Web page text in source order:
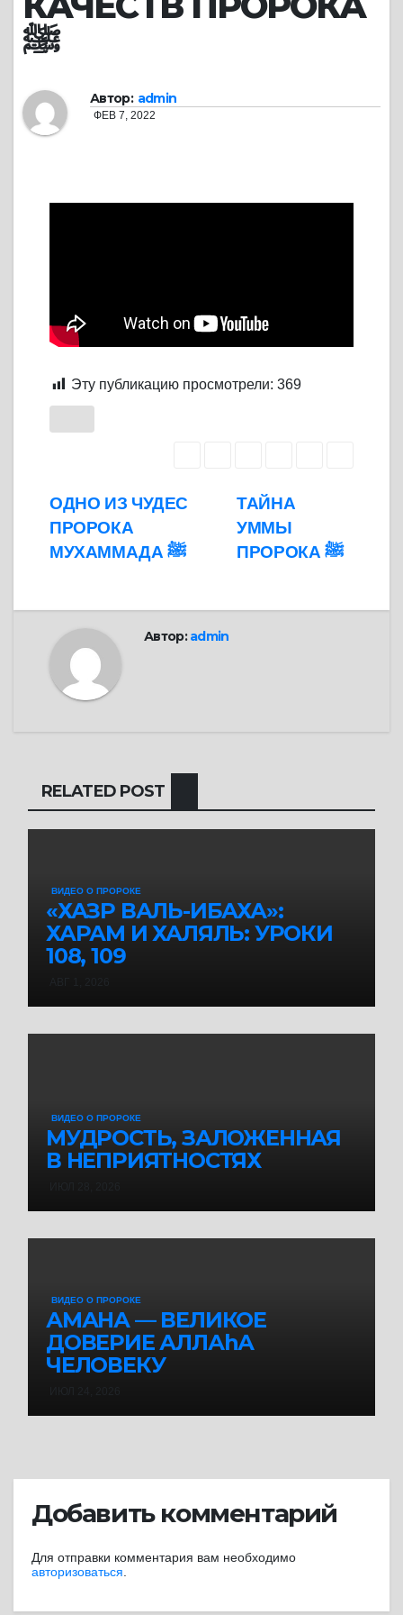
ﷺ
Автор: admin
ФЕВ 7, 2022
Эту публикацию просмотрели: 369
Навигация
по
ТАЙНА
УММЫ
ПРОРОКА ﷺ
ОДНО ИЗ ЧУДЕС
ПРОРОКА
МУХАММАДА ﷺ
Автор:admin
RELATED POST
ВИДЕО О ПРОРОКЕ
«ХАЗР ВАЛЬ-ИБАХА»:
ХАРАМ И ХАЛЯЛЬ: УРОКИ
108, 109
ВИДЕО О ПРОРОКЕ
МУДРОСТЬ, ЗАЛОЖЕННАЯ
В НЕПРИЯТНОСТЯХ
ВИДЕО О ПРОРОКЕ
АМАНА — ВЕЛИКОЕ
ДОВЕРИЕ АЛЛАhА
ЧЕЛОВЕКУ
Добавить комментарий
Для отправки комментария вам необходимо
авторизоваться